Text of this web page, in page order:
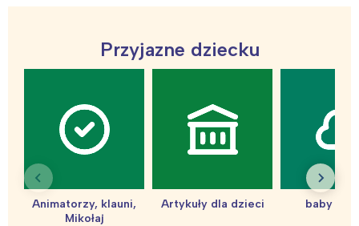
Przyjazne dziecku
Animatorzy, klauni,
Mikołaj
Artykuły dla dzieci baby
tego regionu: